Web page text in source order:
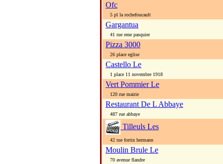
Ofc
5 pl la rochefoucault
Gargantua
41 rue rene pasquier
Pizza 3000
26 place eglise
Castello Le
1 place 11 novembre 1918
Vert Pommier Le
120 rue mairie
Restaurant De L Abbaye
487 rue abbaye
Tilleuls Les
42 rue fortin hermann
Moulin Brule Le
70 avenue flandre